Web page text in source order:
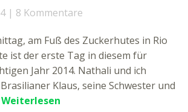
8 Kommentare
am Fuß des Zuckerhutes in Rio
ist der erste Tag in diesem für
Jahr 2014. Nathali und ich
Klaus, seine Schwester und
Weiterlesen